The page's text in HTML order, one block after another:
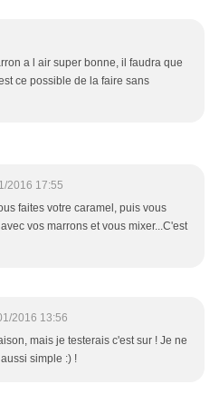
a l air super bonne, il faudra que
ce possible de la faire sans
2016 17:55
faites votre caramel, puis vous
vos marrons et vous mixer...C'est
2016 13:56
mais je testerais c'est sur ! Je ne
simple :) !